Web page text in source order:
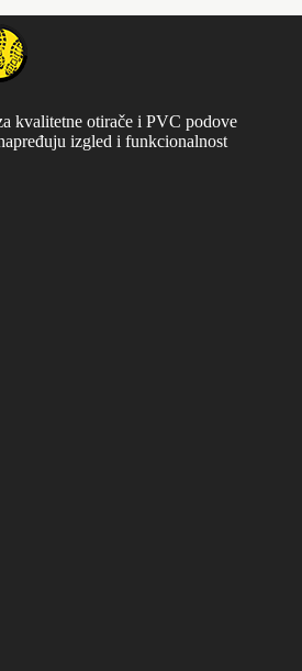
kvalitetne otirače i PVC podove
izgled i funkcionalnost